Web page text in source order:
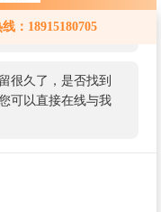
：18915180705
咨询，很高兴为您
咨询什么问题呢？
很久了，是否找到
可以直接在线与我